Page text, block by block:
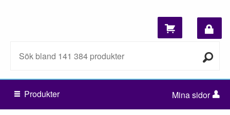
Produkter Mina sidor